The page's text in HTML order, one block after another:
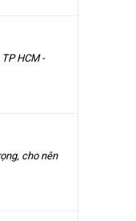
HCM -
cho nên